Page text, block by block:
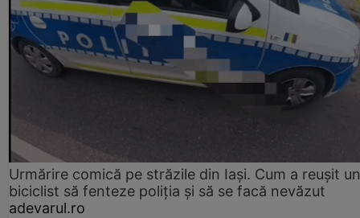
Urmărire comică pe străzile din Iași. Cum a reușit un
biciclist să fenteze poliția și să se facă nevăzut
adevarul.ro